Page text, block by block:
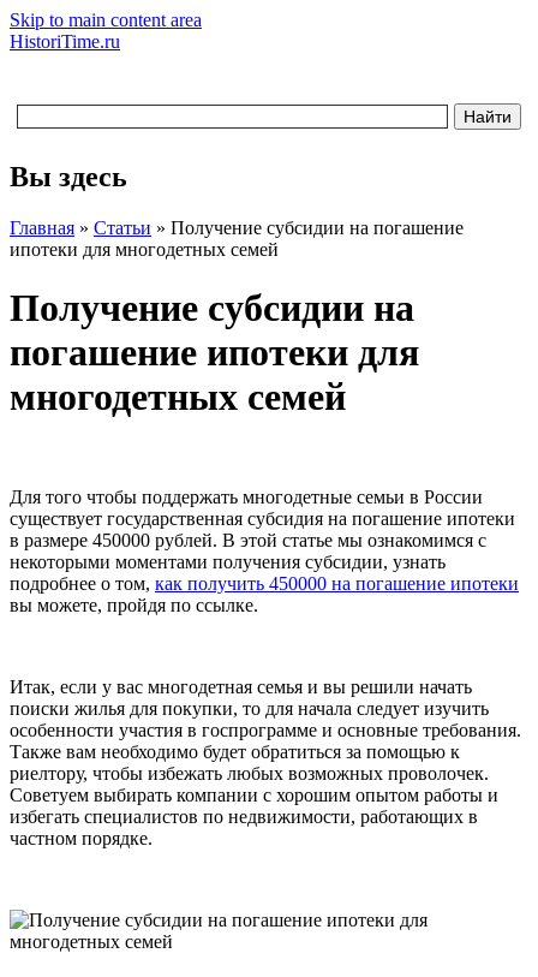
Skip to main content area
HistoriTime.ru
Вы здесь
Главная » Статьи » Получение субсидии на погашение
ипотеки для многодетных семей
Получение субсидии на
погашение ипотеки для
многодетных семей
Для того чтобы поддержать многодетные семьи в России
существует государственная субсидия на погашение ипотеки
в размере 450000 рублей. В этой статье мы ознакомимся с
некоторыми моментами получения субсидии, узнать
подробнее о том, как получить 450000 на погашение ипотеки
вы можете, пройдя по ссылке.
Итак, если у вас многодетная семья и вы решили начать
поиски жилья для покупки, то для начала следует изучить
особенности участия в госпрограмме и основные требования.
Также вам необходимо будет обратиться за помощью к
риелтору, чтобы избежать любых возможных проволочек.
Советуем выбирать компании с хорошим опытом работы и
избегать специалистов по недвижимости, работающих в
частном порядке.